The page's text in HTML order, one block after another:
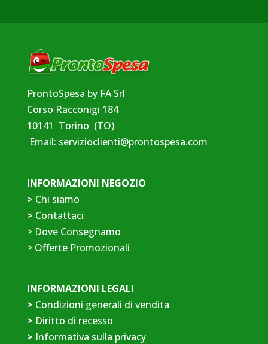
ProntoSpesa by FA Srl
Corso Racconigi 184
10141 Torino (TO)
Email: servizioclienti@prontospesa.com
INFORMAZIONI NEGOZIO
> Chi siamo
> Contattaci
> Dove Consegnamo
>Offerte Promozionali
INFORMAZIONI LEGALI
> Condizioni generali di vendita
> Diritto di recesso
> Informativa sulla privacy